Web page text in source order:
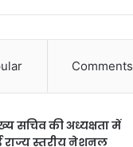
Comments
सचिव की अध्यक्षता में
राज्य स्तरीय नेशनल